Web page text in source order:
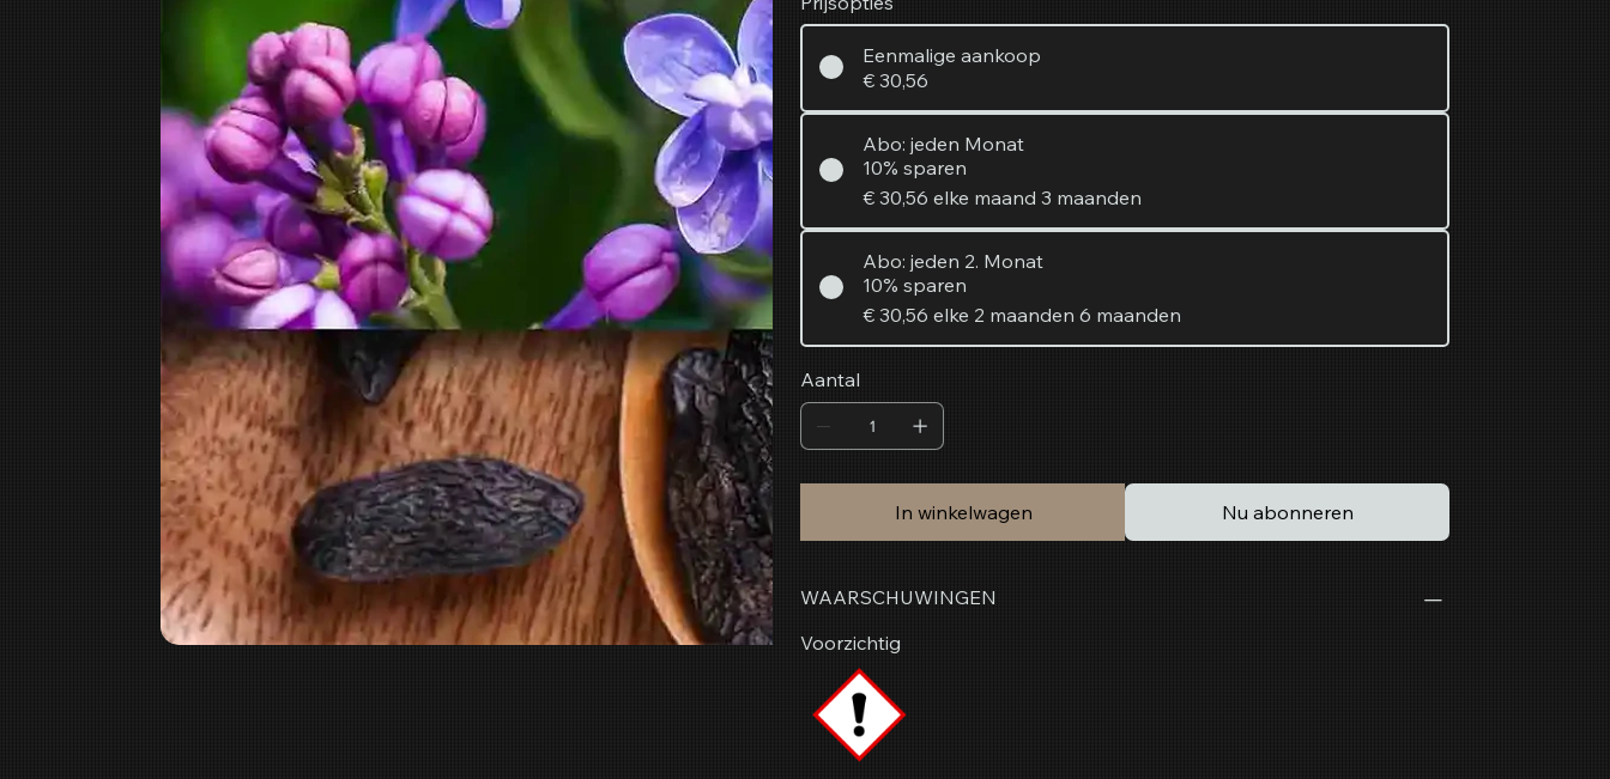
Eenmalige aankoop
€ 30,56
Abo: jeden Monat
10% sparen
€ 30,56 elke maand 3 maanden
Abo: jeden 2. Monat
10% sparen
€ 30,56 elke 2 maanden 6 maanden
Aantal
In winkelwagen Nu abonneren
WAARSCHUWINGEN
Voorzichtig